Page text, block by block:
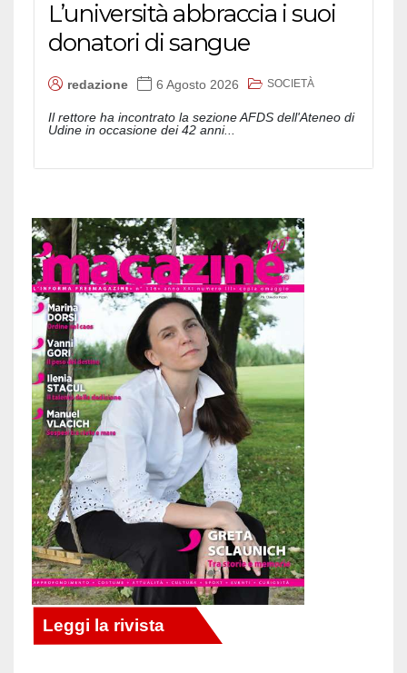
L’università abbraccia i suoi
donatori di sangue
redazione 6 Agosto 2026 SOCIETÀ
Il rettore ha incontrato la sezione AFDS dell'Ateneo di
Udine in occasione dei 42 anni...